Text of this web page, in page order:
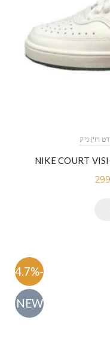
NIKE COURT
-54.7%
NEW